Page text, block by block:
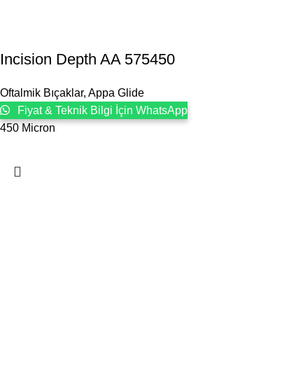
Incision Depth AA 575450
Oftalmik Bıçaklar, Appa Glide
Fiyat & Teknik Bilgi İçin WhatsApp
450 Micron